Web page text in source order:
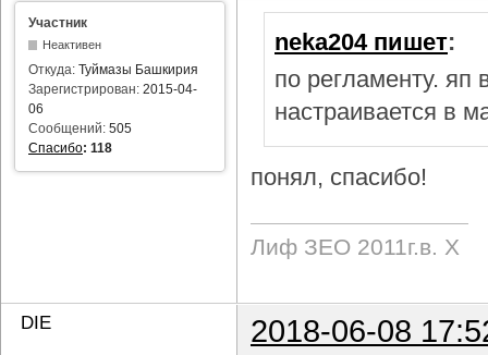
Участник
Неактивен
Откуда: Туймазы Башкирия
Зарегистрирован: 2015-04-
06
Сообщений: 505
Спасибо: 118
neka204 пишет:
по регламенту.
настраивается в
понял, спасибо!
Лиф ЗЕО 2011г.в. Х
DIE
2018-06-08